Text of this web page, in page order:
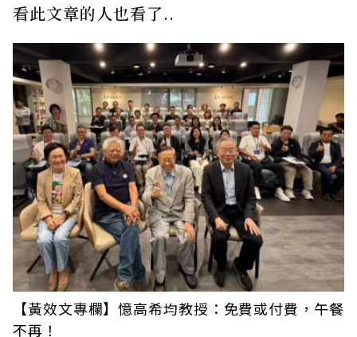
看此文章的人也看了..
【黃效文專欄】憶高希均教授：免費或付費，午餐
不再！